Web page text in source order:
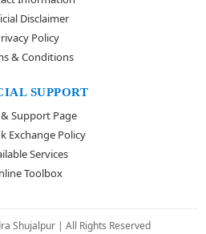
Disclaimer
Policy
& Conditions
SUPPORT
Support Page
Exchange Policy
Services
Toolbox
Shujalpur | All Rights Reserved